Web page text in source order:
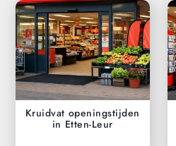
Kruidvat openingstijden
in Etten-Leur